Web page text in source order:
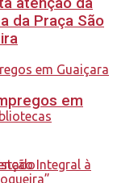
da Praça São
em